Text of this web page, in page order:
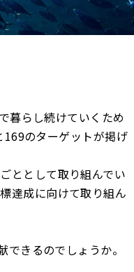
暮らし続けていくため
のターゲットが掲げ
ととして取り組んでい
達成に向けて取り組ん
きるのでしょうか。